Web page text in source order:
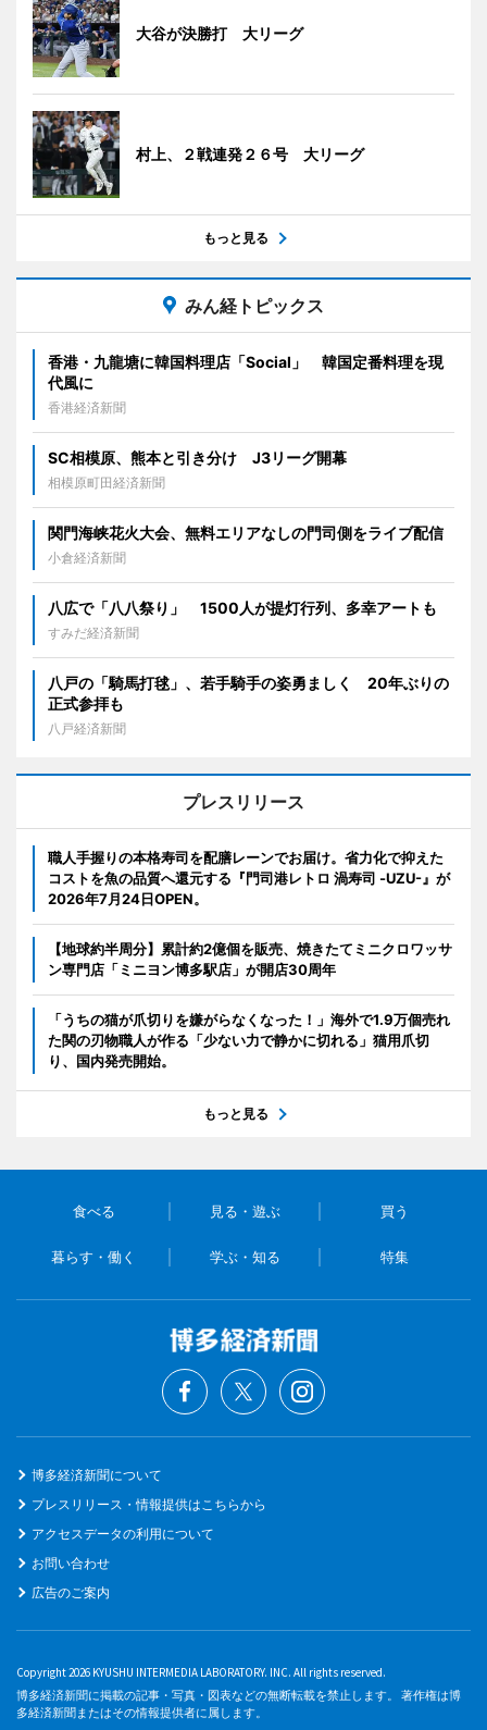
大谷が決勝打 大リーグ
村上、２戦連発２６号 大リーグ
もっと見る
みん経トピックス
香港・九龍塘に韓国料理店「Social」 韓国定番料理を現
代風に
香港経済新聞
SC相模原、熊本と引き分け J3リーグ開幕
相模原町田経済新聞
関門海峡花火大会、無料エリアなしの門司側をライブ配信
小倉経済新聞
八広で「八八祭り」 1500人が提灯行列、多幸アートも
すみだ経済新聞
八戸の「騎馬打毬」、若手騎手の姿勇ましく 20年ぶりの
正式参拝も
八戸経済新聞
プレスリリース
職人手握りの本格寿司を配膳レーンでお届け。省力化で抑えた
コストを魚の品質へ還元する『門司港レトロ 渦寿司 -UZU-』が
2026年7月24日OPEN。
【地球約半周分】累計約2億個を販売、焼きたてミニクロワッサ
ン専門店「ミニヨン博多駅店」が開店30周年
「うちの猫が爪切りを嫌がらなくなった！」海外で1.9万個売れ
た関の刃物職人が作る「少ない力で静かに切れる」猫用爪切
り、国内発売開始。
もっと見る
食べる 見る・遊ぶ 買う
暮らす・働く 学ぶ・知る 特集
博多経済新聞について
プレスリリース・情報提供はこちらから
アクセスデータの利用について
お問い合わせ
広告のご案内
Copyright 2026 KYUSHU INTERMEDIA LABORATORY. INC. All rights reserved.
博多経済新聞に掲載の記事・写真・図表などの無断転載を禁止します。 著作権は博
多経済新聞またはその情報提供者に属します。